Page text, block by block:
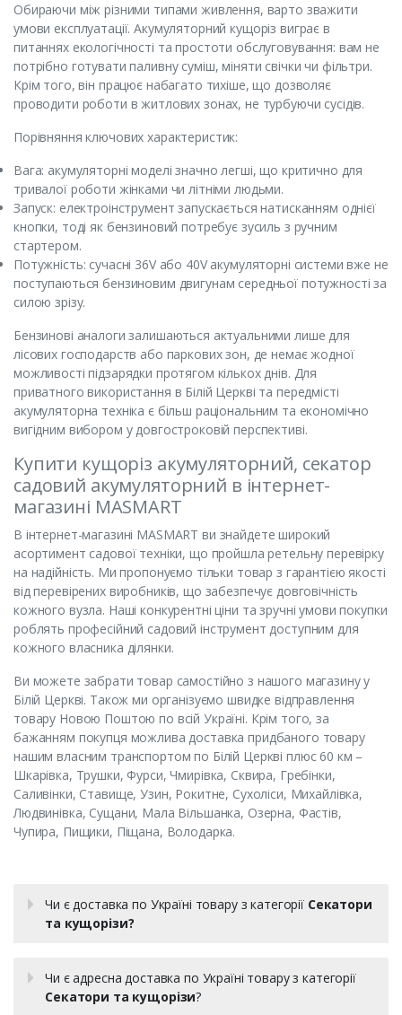
Обираючи між різними типами живлення, варто зважити
умови експлуатації. Акумуляторний кущоріз виграє в
питаннях екологічності та простоти обслуговування: вам не
потрібно готувати паливну суміш, міняти свічки чи фільтри.
Крім того, він працює набагато тихіше, що дозволяє
проводити роботи в житлових зонах, не турбуючи сусідів.
Порівняння ключових характеристик:
Вага: акумуляторні моделі значно легші, що критично для
тривалої роботи жінками чи літніми людьми.
Запуск: електроінструмент запускається натисканням однієї
кнопки, тоді як бензиновий потребує зусиль з ручним
стартером.
Потужність: сучасні 36V або 40V акумуляторні системи вже не
поступаються бензиновим двигунам середньої потужності за
силою зрізу.
Бензинові аналоги залишаються актуальними лише для
лісових господарств або паркових зон, де немає жодної
можливості підзарядки протягом кількох днів. Для
приватного використання в Білій Церкві та передмісті
акумуляторна техніка є більш раціональним та економічно
вигідним вибором у довгостроковій перспективі.
Купити кущоріз акумуляторний, секатор
садовий акумуляторний в інтернет-
магазині MASMART
В інтернет-магазині MASMART ви знайдете широкий
асортимент садової техніки, що пройшла ретельну перевірку
на надійність. Ми пропонуємо тільки товар з гарантією якості
від перевірених виробників, що забезпечує довговічність
кожного вузла. Наші конкурентні ціни та зручні умови покупки
роблять професійний садовий інструмент доступним для
кожного власника ділянки.
Ви можете забрати товар самостійно з нашого магазину у
Білій Церкві. Також ми організуємо швидке відправлення
товару Новою Поштою по всій Україні. Крім того, за
бажанням покупця можлива доставка придбаного товару
нашим власним транспортом по Білій Церкві плюс 60 км –
Шкарівка, Трушки, Фурси, Чмирівка, Сквира, Гребінки,
Саливінки, Ставище, Узин, Рокитне, Сухоліси, Михайлівка,
Людвинівка, Сущани, Мала Вільшанка, Озерна, Фастів,
Чупира, Пищики, Піщана, Володарка.
Чи є доставка по Україні товару з категорії Секатори
та кущорізи?
Чи є адресна доставка по Україні товару з категорії
Секатори та кущорізи?